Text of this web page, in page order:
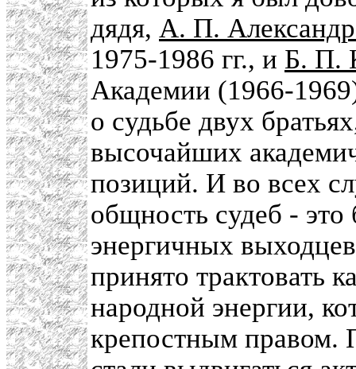
дядя, А. П.
1975-1986 гг., и Б. П.
Академии (1966-
о судьбе двух
высочайших
позиций. И во всех
общность судеб -
энергичных
принято трактовать
народной энергии,
крепостным правом.